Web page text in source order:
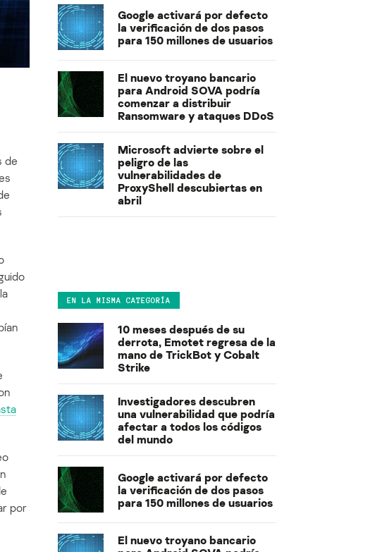
de
por
Google activará por defecto
la verificación de dos pasos
para 150 millones de usuarios
El nuevo troyano bancario
para Android SOVA podría
comenzar a distribuir
Ransomware y ataques DDoS
Microsoft advierte sobre el
peligro de las
vulnerabilidades de
ProxyShell descubiertas en
abril
EN LA MISMA CATEGORÍA
10 meses después de su
derrota, Emotet regresa de la
mano de TrickBot y Cobalt
Strike
Investigadores descubren
una vulnerabilidad que podría
afectar a todos los códigos
del mundo
Google activará por defecto
la verificación de dos pasos
para 150 millones de usuarios
El nuevo troyano bancario